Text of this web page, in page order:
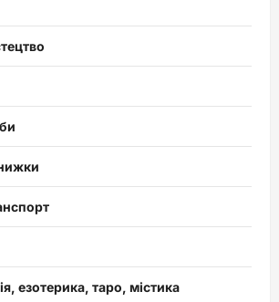
езотерика, таро, містика